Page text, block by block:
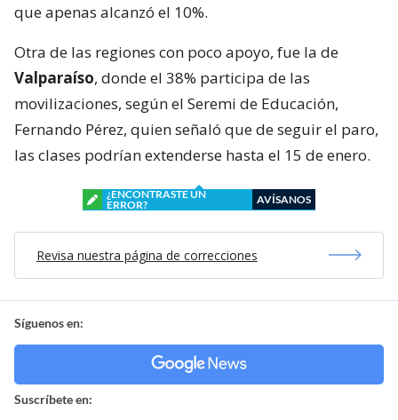
que apenas alcanzó el 10%.
Otra de las regiones con poco apoyo, fue la de
Valparaíso, donde el 38% participa de las
movilizaciones, según el Seremi de Educación,
Fernando Pérez, quien señaló que de seguir el paro,
las clases podrían extenderse hasta el 15 de enero.
¿ENCONTRASTE UN
ERROR?
AVÍSANOS
Revisa nuestra página de correcciones
Síguenos en:
Suscríbete en: